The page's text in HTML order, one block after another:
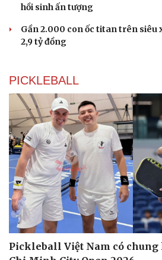
hồi sinh ấn tượng
Gần 2.000 con ốc titan trên siêu
2,9 tỷ đồng
PICKLEBALL
Pickleball Việt Nam có chung